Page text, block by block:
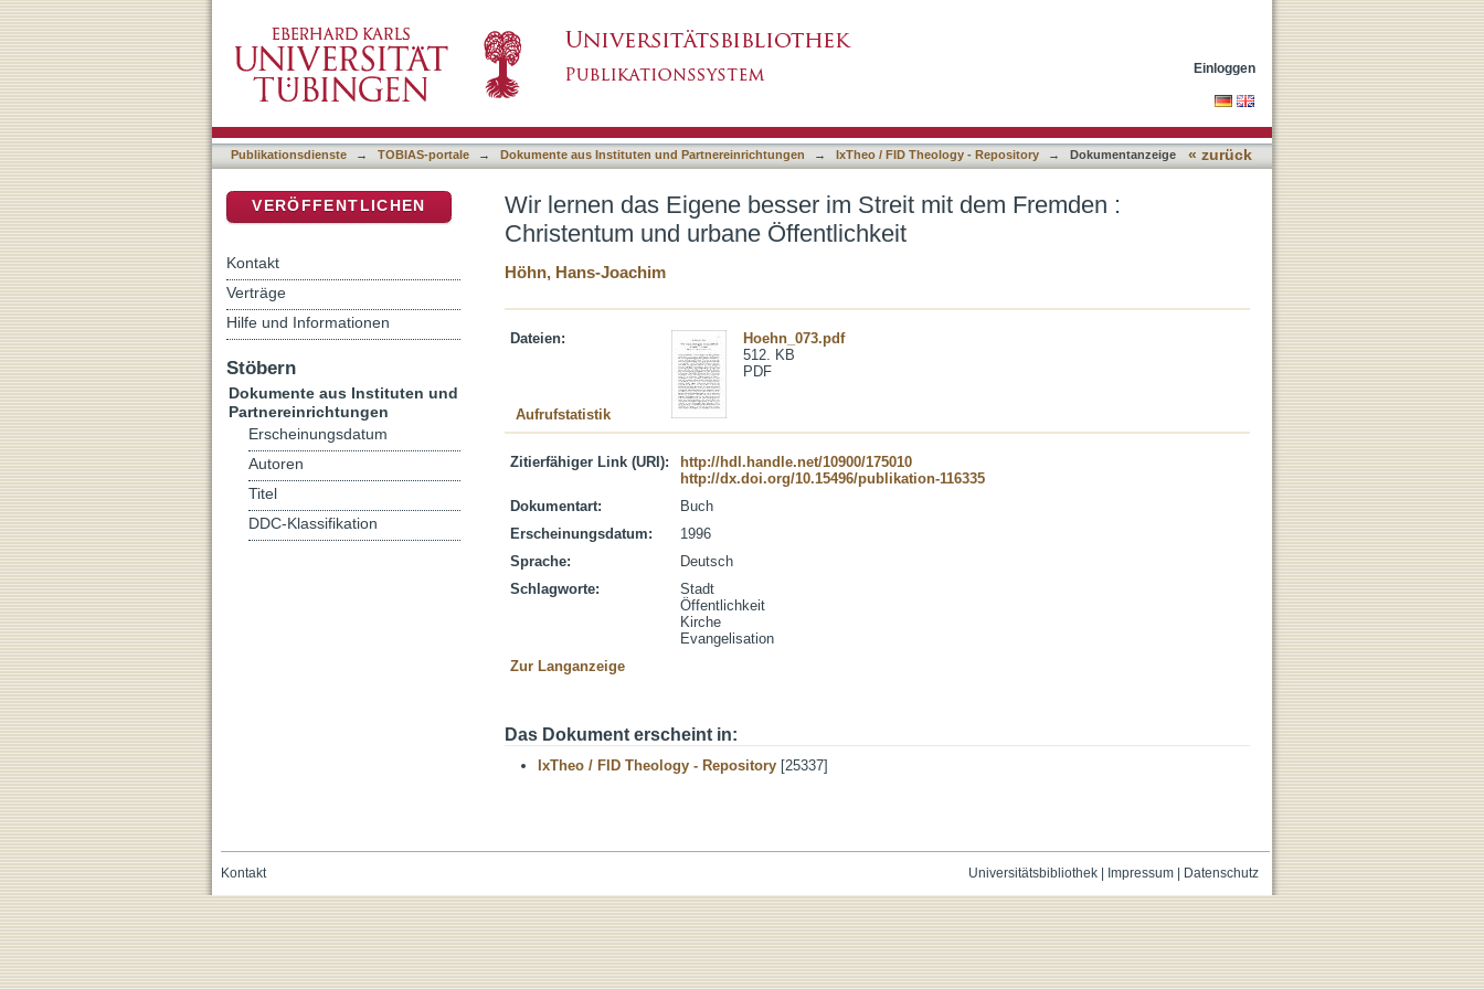
Einloggen
Publikationsdienste → TOBIAS-portale → Dokumente aus Instituten und Partnereinrichtungen → IxTheo / FID Theology - Repository → Dokumentanzeige « zurück
Wir lernen das Eigene besser im Streit mit dem Fremden :
Christentum und urbane Öffentlichkeit
Höhn, Hans-Joachim
Dateien:
Hoehn_073.pdf
512. KB
PDF
Aufrufstatistik
Zitierfähiger Link (URI):
http://hdl.handle.net/10900/175010
http://dx.doi.org/10.15496/publikation-116335
Dokumentart:
Buch
Erscheinungsdatum:
1996
Sprache:
Deutsch
Schlagworte:
Stadt
Öffentlichkeit
Kirche
Evangelisation
Zur Langanzeige
Das Dokument erscheint in:
IxTheo / FID Theology - Repository [25337]
VERÖFFENTLICHEN
Kontakt
Verträge
Hilfe und Informationen
Stöbern
Dokumente aus Instituten und
Partnereinrichtungen
Erscheinungsdatum
Autoren
Titel
DDC-Klassifikation
Universitätsbibliothek| Impressum| Datenschutz
Kontakt